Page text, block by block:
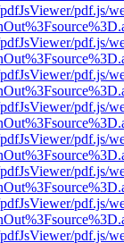
pdf.js/
pdf.js/
pdf.js/
pdf.js/
pdf.js/
pdf.js/
pdf.js/
pdf.js/